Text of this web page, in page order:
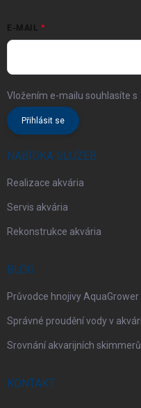
E-MAIL
Vložením e-mailu souhlasíte s
Přihlásit se
NABÍDKA SLUŽEB
Realizace akvária
Servis akvária
Rekonstrukce akvária
BLOG
Průvodce hnojivy
Správné proudění vody v
Srovnání akvarijních skimmerů
KONTAKT